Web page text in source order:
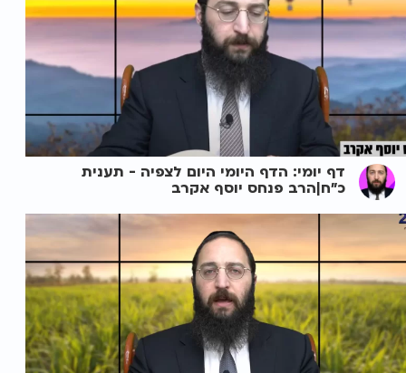
דף יומי: הדף היומי היום לצפיה - תענית
כ"ח|הרב פנחס יוסף אקרב